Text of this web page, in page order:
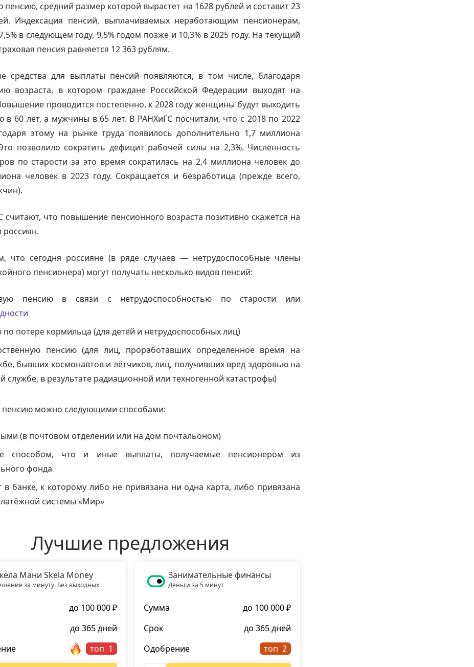
пенсию, средний размер которой вырастет на 1628 рублей и составит 23
Индексация пенсий, выплачиваемых неработающим пенсионерам,
в следующем году, 9,5% годом позже и 10,3% в 2025 году. На текущий
пенсия равняется 12 363 рублям.
средства для выплаты пенсий появляются, в том числе, благодаря
возраста, в котором граждане Российской Федерации выходят на
проводится постепенно, к 2028 году женщины будут выходить
в 60 лет, а мужчины в 65 лет. В РАНХиГС посчитали, что с 2018 по 2022
этому на рынке труда появилось дополнительно 1,7 миллиона
позволило сократить дефицит рабочей силы на 2,3%. Численность
по старости за это время сократилась на 2,4 миллиона человек до
человек в 2023 году. Сокращается и безработица (прежде всего,
считают, что повышение пенсионного возраста позитивно скажется на
россиян.
что сегодня россияне (в ряде случаев — нетрудоспособные члены
пенсионера) могут получать несколько видов пенсий:
пенсию в связи с нетрудоспособностью по старости или
потере кормильца (для детей и нетрудоспособных лиц)
пенсию (для лиц, проработавших определённое время на
бывших космонавтов и лётчиков, лиц, получивших вред здоровью на
службе, в результате радиационной или техногенной катастрофы)
пенсию можно следующими способами:
(в почтовом отделении или на дом почтальоном)
способом, что и иные выплаты, получаемые пенсионером из
фонда
в банке, к которому либо не привязана ни одна карта, либо привязана
системы «Мир»
Лучшие предложения
Мани Skela Money
за минуту. Без выходных
до 100 000 ₽
до 365 дней
топ
Занимательные финансы
Деньги за 5 минут
Сумма
до 100 000 ₽
Срок
до 365 дней
Одобрение
топ